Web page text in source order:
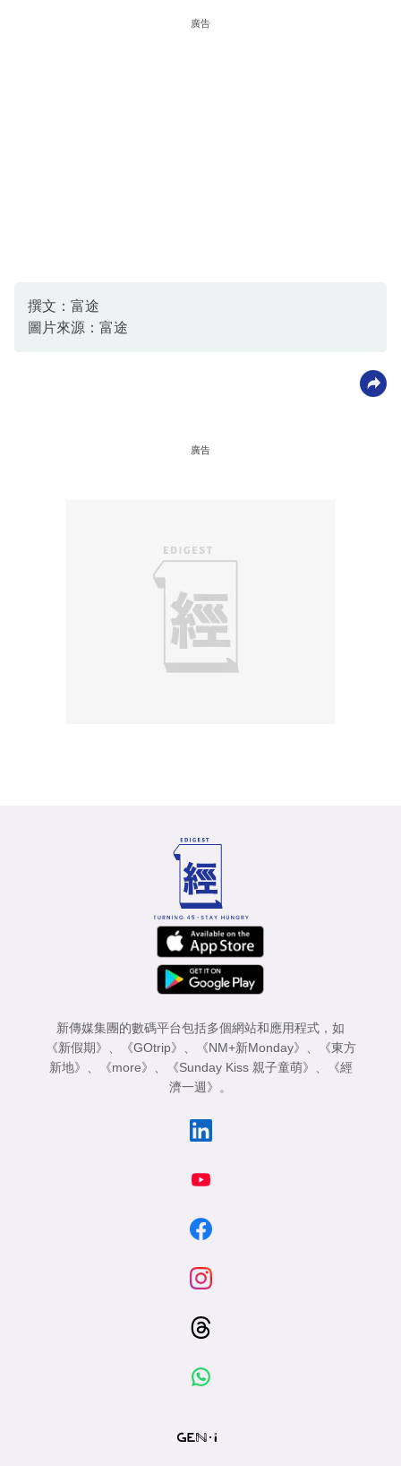
廣告
撰文：富途
圖片來源：富途
廣告
新傳媒集團的數碼平台包括多個網站和應用程式，如
《新假期》 、 《GOtrip》 、 《NM+新Monday》 、
《東方
新地》 、 《more》 、 《Sunday Kiss 親子童萌》 、
《經
濟一週》 。